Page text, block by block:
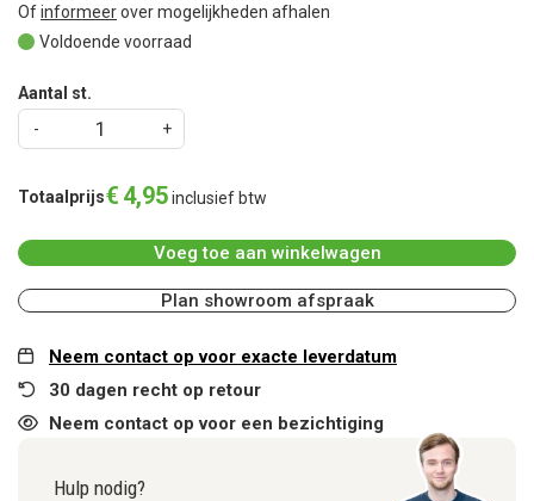
Ofinformeerover mogelijkheden afhalen
Voldoende voorraad
Aantal st.
Totaalprijs€ 4,95inclusief btw
Voeg toe aan winkelwagen
Plan showroom afspraak
Neem contact op voor exacte leverdatum
30 dagen recht op retour
Neem contact op voor een bezichtiging
Hulp nodig?